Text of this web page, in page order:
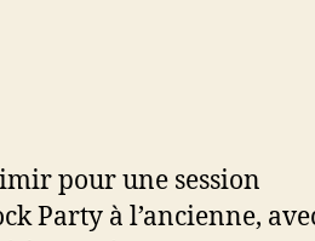
pour une session
Party à l’ancienne,